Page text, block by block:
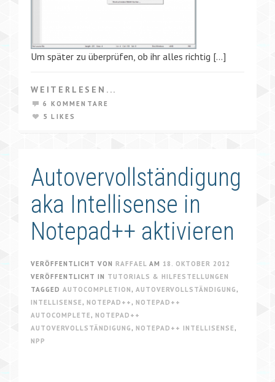
Um später zu überprüfen, ob ihr alles richtig […]
WEITERLESEN...
6 KOMMENTARE
5 LIKES
Autovervollständigung
aka Intellisense in
Notepad++ aktivieren
VERÖFFENTLICHT VON RAFFAEL AM 18. OKTOBER 2012
VERÖFFENTLICHT IN TUTORIALS & HILFESTELLUNGEN
TAGGED AUTOCOMPLETION , AUTOVERVOLLSTÄNDIGUNG ,
INTELLISENSE , NOTEPAD++ , NOTEPAD++
AUTOCOMPLETE , NOTEPAD++
AUTOVERVOLLSTÄNDIGUNG , NOTEPAD++ INTELLISENSE ,
NPP